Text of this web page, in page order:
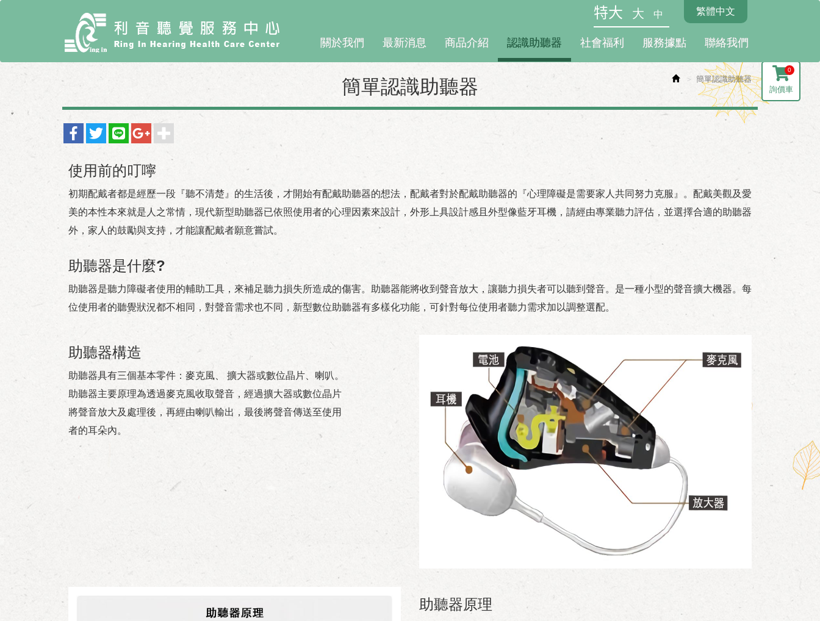
關於我們 最新消息 商品介紹 認識助聽器 社會福利 服務據點 聯絡我們
繁體中文
特大 大 中
簡單認識助聽器
簡單認識助聽器
使用前的叮嚀
初期配戴者都是經歷一段『聽不清楚』的生活後，才開始有配戴助聽器的想法，配戴者對於配戴助聽器的『心理障礙是需要家人共同努力克服』。配戴美觀及愛
美的本性本來就是人之常情，現代新型助聽器已依照使用者的心理因素來設計，外形上具設計感且外型像藍牙耳機，請經由專業聽力評估，並選擇合適的助聽器
外，家人的鼓勵與支持，才能讓配戴者願意嘗試。
助聽器是什麼?
助聽器是聽力障礙者使用的輔助工具，來補足聽力損失所造成的傷害。助聽器能將收到聲音放大，讓聽力損失者可以聽到聲音。是一種小型的聲音擴大機器。每
位使用者的聽覺狀況都不相同，對聲音需求也不同，新型數位助聽器有多樣化功能，可針對每位使用者聽力需求加以調整選配。
助聽器構造
助聽器具有三個基本零件：麥克風、 擴大器或數位晶片、喇叭。
助聽器主要原理為透過麥克風收取聲音，經過擴大器或數位晶片
將聲音放大及處理後，再經由喇叭輸出，最後將聲音傳送至使用
者的耳朵內。
助聽器原理
詢價車
0